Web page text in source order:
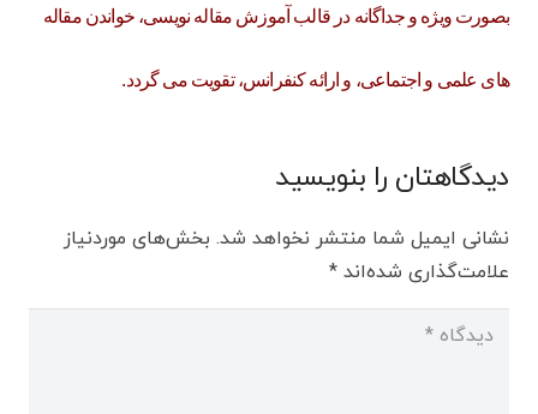
بصورت ویژه و جداگانه در قالب آموزش مقاله نویسی، خواندن مقاله
های علمی و اجتماعی، و ارائه کنفرانس، تقویت می گردد.
دیدگاهتان را بنویسید
نشانی ایمیل شما منتشر نخواهد شد. بخش‌های موردنیاز
علامت‌گذاری شده‌اند *